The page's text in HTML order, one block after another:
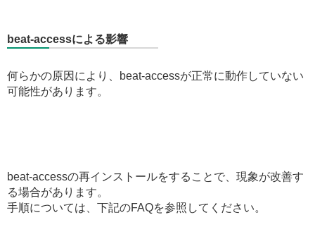
beat-accessによる影響
何らかの原因により、beat-accessが正常に動作していない
可能性があります。
beat-accessの再インストールをすることで、現象が改善す
る場合があります。
手順については、下記のFAQを参照してください。